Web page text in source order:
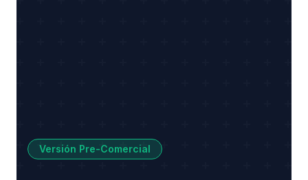
Versión Pre-Comercial